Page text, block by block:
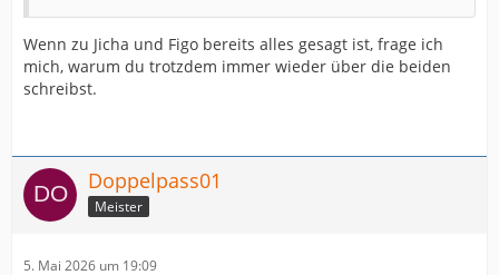
Wenn zu Jicha und Figo bereits alles gesagt ist, frage ich
mich, warum du trotzdem immer wieder über die beiden
schreibst.
Doppelpass01
Meister
5. Mai 2026 um 19:09